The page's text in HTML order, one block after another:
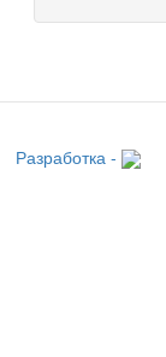
Разработка -